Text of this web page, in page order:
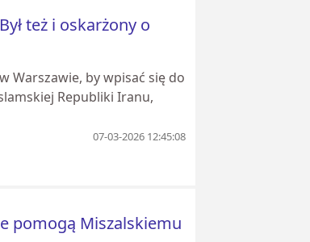
też i oskarżony o
Warszawie, by wpisać się do
Republiki Iranu,
07-03-2026 12:45:08
pomogą Miszalskiemu